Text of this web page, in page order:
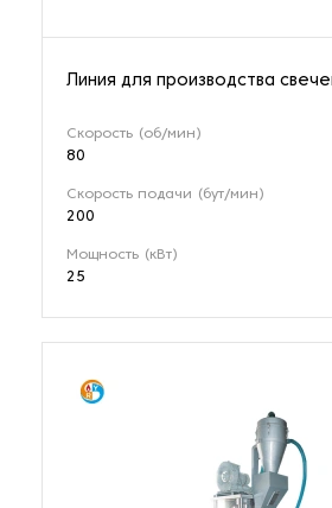
Линия для производства
Скорость (об/мин)
80
Скорость подачи (бут/мин)
200
Мощность (кВт)
25